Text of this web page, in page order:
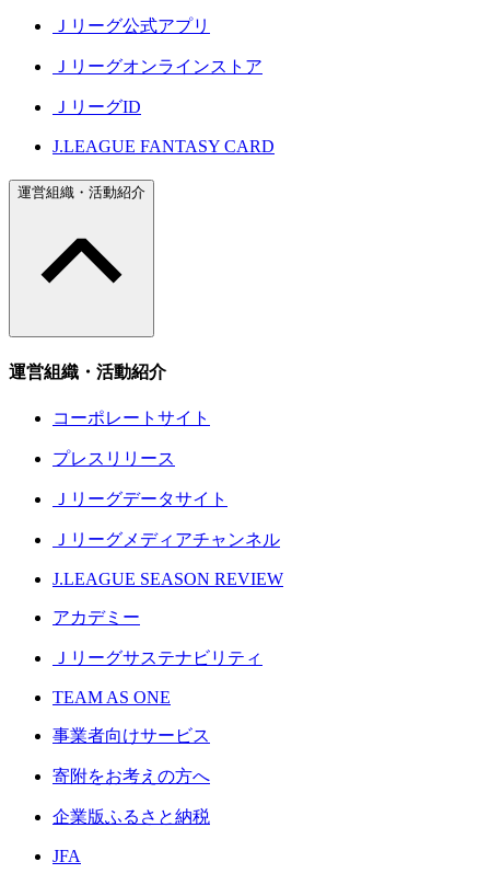
Ｊリーグ公式アプリ
Ｊリーグオンラインストア
ＪリーグID
J.LEAGUE FANTASY CARD
運営組織・活動紹介
運営組織・活動紹介
コーポレートサイト
プレスリリース
Ｊリーグデータサイト
Ｊリーグメディアチャンネル
J.LEAGUE SEASON REVIEW
アカデミー
Ｊリーグサステナビリティ
TEAM AS ONE
事業者向けサービス
寄附をお考えの方へ
企業版ふるさと納税
JFA